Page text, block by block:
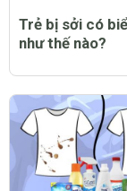
Trẻ bị sởi có
như thế nào?